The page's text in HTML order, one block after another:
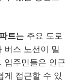
트는 주요 도로
버스 노선이 밀
입주민들은 인근
게 접근할 수 있